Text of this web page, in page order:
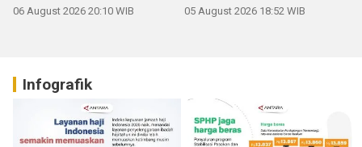
06 August 2026 20:10 WIB 05 August 2026 18:52 WIB
Infografik